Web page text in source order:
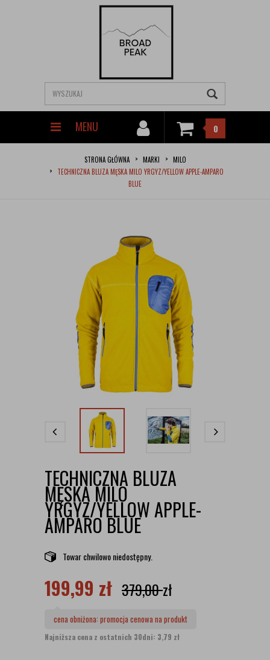
MENU 0
STRONA GŁÓWNA MARKI
MILO
TECHNICZNA BLUZA MĘSKA MILO YRGYZ/YELLOW APPLE-AMPARO
BLUE
TECHNICZNA BLUZA
MĘSKA MILO
YRGYZ/YELLOW APPLE-
AMPARO BLUE
Towar chwilowo niedostępny.
199,99 zł 379,00zł
cena obniżona: promocja cenowa na produkt
Najniższa cena z ostatnich 30dni: 3,79 zł